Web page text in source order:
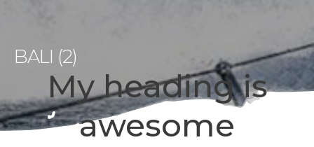
BALI (2)
My heading is
awesome